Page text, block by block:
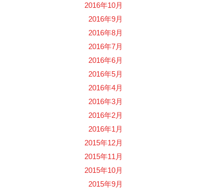
2016年10月
2016年9月
2016年8月
2016年7月
2016年6月
2016年5月
2016年4月
2016年3月
2016年2月
2016年1月
2015年12月
2015年11月
2015年10月
2015年9月